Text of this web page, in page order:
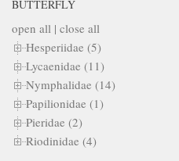
BUTTERFLY
open all | close all
Hesperiidae (5)
Lycaenidae (11)
Nymphalidae (14)
Papilionidae (1)
Pieridae (2)
Riodinidae (4)